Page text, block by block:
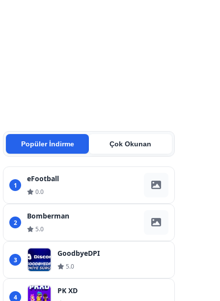
Popüler İndirme Çok Okunan
1
eFootball
0.0
2
Bomberman
5.0
3
GoodbyeDPI
5.0
4
PK XD